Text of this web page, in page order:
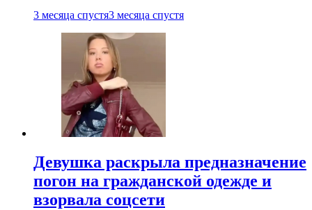
3 месяца спустя3 месяца спустя
Девушка раскрыла предназначение
погон на гражданской одежде и
взорвала соцсети